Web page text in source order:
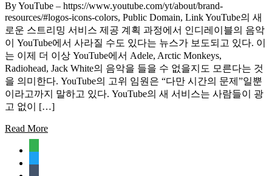
By YouTube – https://www.youtube.com/yt/about/brand-
resources/#logos-icons-colors, Public Domain, Link YouTube의 새
로운 스트리밍 서비스 제공 계획 과정에서 인디레이블의 음악
이 YouTube에서 사라질 수도 있다는 뉴스가 보도되고 있다. 이
는 이제 더 이상 YouTube에서 Adele, Arctic Monkeys,
Radiohead, Jack White의 음악을 들을 수 없을지도 모른다는 것
을 의미한다. YouTube의 고위 임원은 “다만 시간의 문제”일뿐
이라고까지 말하고 있다. YouTube의 새 서비스는 사람들이 광
고 없이 […]
Read More